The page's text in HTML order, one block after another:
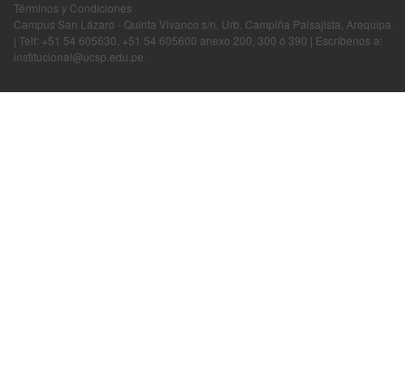
Términos y Condiciones
Campus San Lázaro - Quinta Vivanco s/n, Urb. Campiña Paisajista, Arequipa
| Telf: +51 54 605630, +51 54 605600 anexo 200, 300 ó 390 | Escríbenos a:
institucional@ucsp.edu.pe